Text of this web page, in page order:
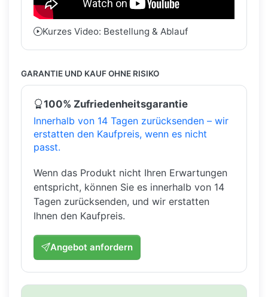
Kurzes Video: Bestellung & Ablauf
GARANTIE UND KAUF OHNE RISIKO
100% Zufriedenheitsgarantie
Innerhalb von 14 Tagen zurücksenden – wir
erstatten den Kaufpreis, wenn es nicht
passt.
Wenn das Produkt nicht Ihren Erwartungen
entspricht, können Sie es innerhalb von 14
Tagen zurücksenden, und wir erstatten
Ihnen den Kaufpreis.
Angebot anfordern